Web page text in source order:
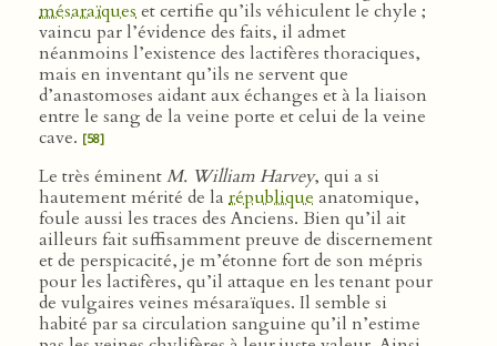
mésaraïqueset certifie qu’ils véhiculent le chyle ;
vaincu par l’évidence des faits, il admet
néanmoins l’existence des lactifères thoraciques,
mais en inventant qu’ils ne servent que
d’anastomoses aidant aux échanges et à la liaison
entre le sang de la veine porte et celui de la veine
cave. [58]
Le très éminentM. William Harvey, qui a si
hautement mérité de la république anatomique,
foule aussi les traces des Anciens. Bien qu’il ait
ailleurs fait suffisamment preuve de discernement
et de perspicacité, je m’étonne fort de son mépris
pour les lactifères, qu’il attaque en les tenant pour
de vulgaires veines mésaraïques. Il semble si
habité par sa circulation sanguine qu’il n’estime